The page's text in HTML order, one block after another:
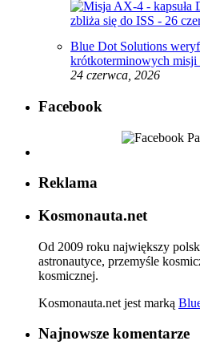
Blue Dot Solutions
krótkoterminowych
24 czerwca, 2026
Facebook
Reklama
Kosmonauta.net
Od 2009 roku największy
astronautyce, przemyśle
kosmicznej.
Kosmonauta.net jest marką
Najnowsze komentarze